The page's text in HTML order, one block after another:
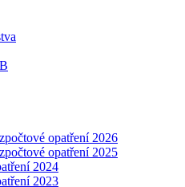
opatření 2026
opatření 2025
2024
2023